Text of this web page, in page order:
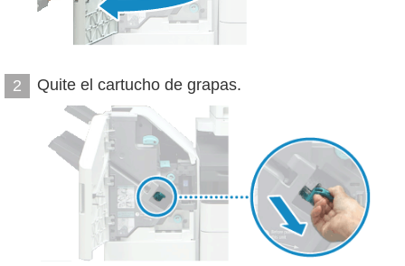
2 Quite el cartucho de grapas.